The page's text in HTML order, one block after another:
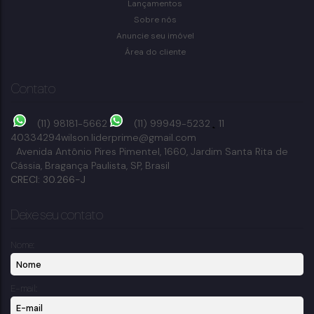
Lançamentos
Sobre nós
Anuncie seu imóvel
Área do cliente
Contato
(11) 98181-5662 (11) 99949-5232
11
40334294wilson.liderprime@gmail.com
Avenida Antônio Pires Pimentel, 1660, Jardim Santa Rita de
Cássia, Bragança Paulista, SP, Brasil
CRECI: 30.266-J
Deixe seu contato
Nome:
E-mail: